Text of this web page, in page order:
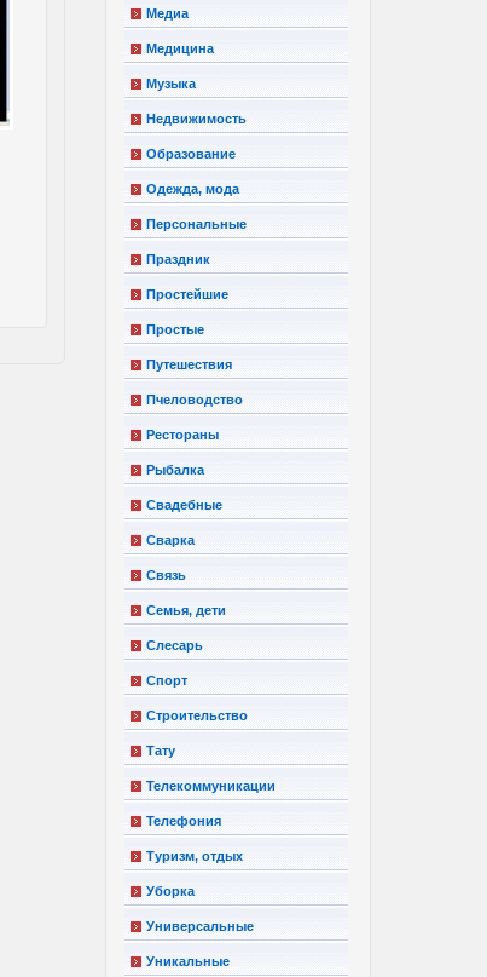
Медиа
Медицина
Музыка
Недвижимость
Образование
Одежда, мода
Персональные
Праздник
Простейшие
Простые
Путешествия
Пчеловодство
Рестораны
Рыбалка
Свадебные
Сварка
Связь
Семья, дети
Слесарь
Спорт
Строительство
Тату
Телекоммуникации
Телефония
Туризм, отдых
Уборка
Универсальные
Уникальные